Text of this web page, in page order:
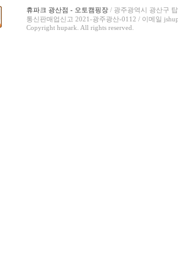
휴파크 광산점 - 오토캠핑장 / 광주광역시 광산구
통신판매업신고 2021-광주광산-0112 / 이메일
Copyright hupark. All rights reserved.